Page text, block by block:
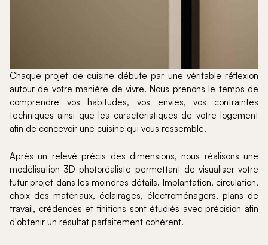
Chaque projet de cuisine débute par une véritable réflexion
autour de votre manière de vivre. Nous prenons le temps de
comprendre vos habitudes, vos envies, vos contraintes
techniques ainsi que les caractéristiques de votre logement
afin de concevoir une cuisine qui vous ressemble.
Après un relevé précis des dimensions, nous réalisons une
modélisation 3D photoréaliste permettant de visualiser votre
futur projet dans les moindres détails. Implantation, circulation,
choix des matériaux, éclairages, électroménagers, plans de
travail, crédences et finitions sont étudiés avec précision afin
d'obtenir un résultat parfaitement cohérent.